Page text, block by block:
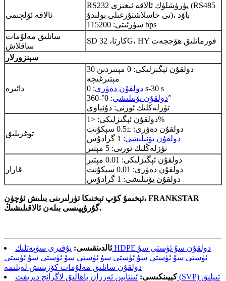
ئالاقە ئۆلچىمى
RS232 يۈرۈشلۈك ئالاقە ئېغىزى (RS485
نى خاسلاشتۇرغىلى بولىدۇ)، باۋد
سۈرئىتى: 115200 bps
سانلىق مەلۇمات
ساقلاش
SD كارتا، 32G، HY فورماتلىق ھۆججەت
سېنزورلار
دائىرە
دولقۇن ئېگىزلىكى: 0 مېتىردىن 30
مېتىرغىچە
دولقۇن دەۋرى : 0 s-30 s
دولقۇن يۆنىلىشى: 0°-360°
تۈزلەڭلىك ئورنى: دۇنياۋى
توغرىلىق
دولقۇن ئېگىزلىكى: <1%
دولقۇن دەۋرى: ±0.5 سېكۇنت
دولقۇن يۆنىلىشى: 1 گرادۇس
تۈزلەڭلىك ئورنى: 5 مېتىر
قارار
دولقۇن ئېگىزلىكى: 0.01 مېتىر
دولقۇن دەۋرى: 0.01 سېكۇنت
دولقۇن يۆنىلىشى: 1 گرادۇس
تېخىمۇ كۆپ تېخنىكا تۈرلىرىنى بىلىش ئۈچۈن، FRANKSTAR
گۇرۇپپىسى بىلەن ئالاقىلىشىڭ.
ئالدىنقىسى: يۇقىرى سۈپەتلىك HDPE دولقۇن سۇ ئۈستى سۇ
ئۈستى سۇ ئۈستى سۇ ئۈستى سۇ ئۈستى سۇ ئۈستى سۇ ئۈستى
دولقۇن سانلىق مەلۇمات كۆزىتىش لەيلىمە
كېيىنكىسى: ئىنتايىن ئەرزان باھالىق لاگرانج دىرىفت (SVP) تىپلىق